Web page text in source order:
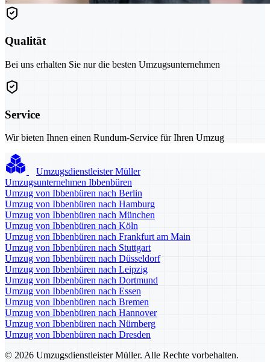
Qualität
Bei uns erhalten Sie nur die besten Umzugsunternehmen
Service
Wir bieten Ihnen einen Rundum-Service für Ihren Umzug
Umzugsdienstleister Müller
Umzugsunternehmen Ibbenbüren
Umzug von Ibbenbüren nach Berlin
Umzug von Ibbenbüren nach Hamburg
Umzug von Ibbenbüren nach München
Umzug von Ibbenbüren nach Köln
Umzug von Ibbenbüren nach Frankfurt am Main
Umzug von Ibbenbüren nach Stuttgart
Umzug von Ibbenbüren nach Düsseldorf
Umzug von Ibbenbüren nach Leipzig
Umzug von Ibbenbüren nach Dortmund
Umzug von Ibbenbüren nach Essen
Umzug von Ibbenbüren nach Bremen
Umzug von Ibbenbüren nach Hannover
Umzug von Ibbenbüren nach Nürnberg
Umzug von Ibbenbüren nach Dresden
© 2026 Umzugsdienstleister Müller. Alle Rechte vorbehalten.